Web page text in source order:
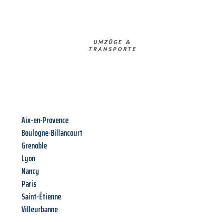
UMZÜGE &
TRANSPORTE
Aix-en-Provence
Boulogne-Billancourt
Grenoble
Lyon
Nancy
Paris
Saint-Étienne
Villeurbanne